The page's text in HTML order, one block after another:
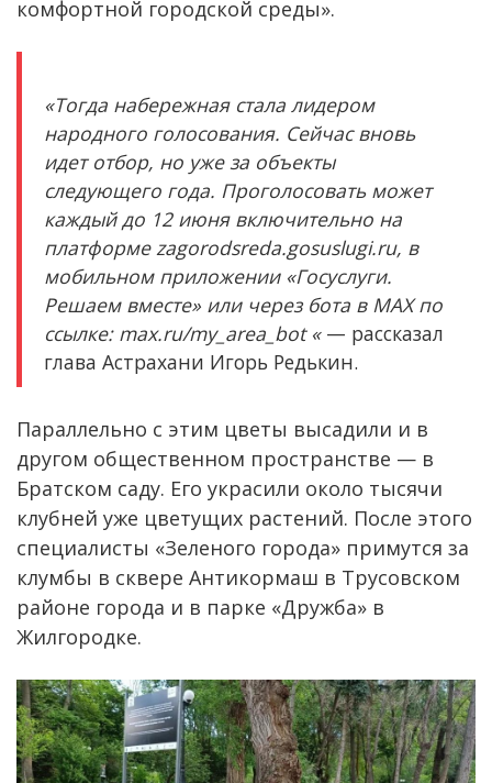
комфортной городской среды».
«Тогда набережная стала лидером
народного голосования. Сейчас вновь
идет отбор, но уже за объекты
следующего года. Проголосовать может
каждый до 12 июня включительно на
платформе zagorodsreda.gosuslugi.ru, в
мобильном приложении «Госуслуги.
Решаем вместе» или через бота в MAX по
ссылке: max.ru/my_area_bot «— рассказал
глава Астрахани Игорь Редькин.
Параллельно с этим цветы высадили и в
другом общественном пространстве — в
Братском саду. Его украсили около тысячи
клубней уже цветущих растений. После этого
специалисты «Зеленого города» примутся за
клумбы в сквере Антикормаш в Трусовском
районе города и в парке «Дружба» в
Жилгородке.